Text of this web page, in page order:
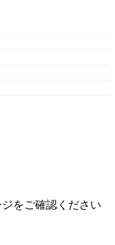
をご確認ください